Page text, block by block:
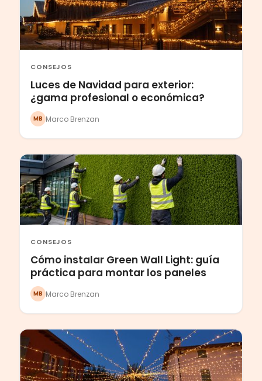
CONSEJOS
Luces de Navidad para exterior:
¿gama profesional o económica?
MB Marco Brenzan
CONSEJOS
Cómo instalar Green Wall Light: guía
práctica para montar los paneles
MB Marco Brenzan